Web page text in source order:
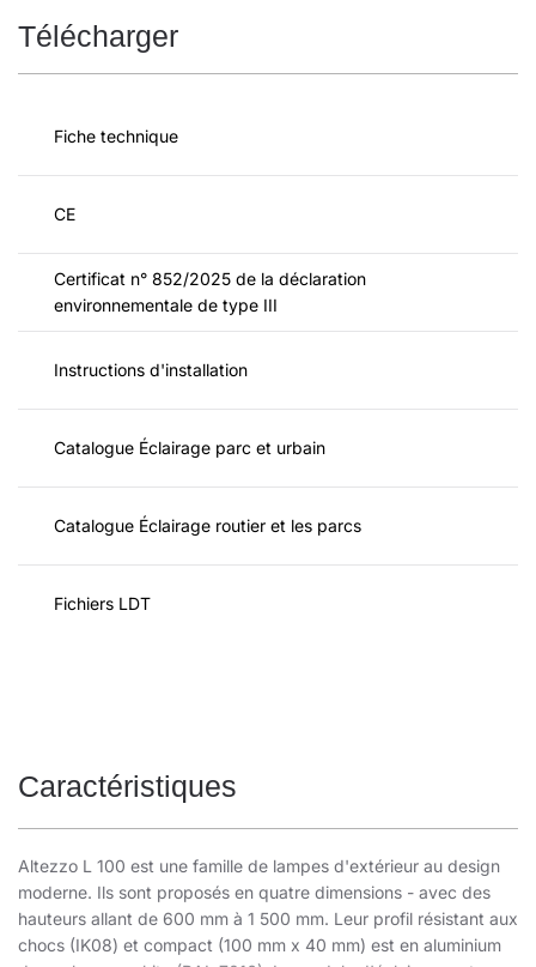
Télécharger
Fiche technique
CE
Certificat n° 852/2025 de la déclaration
environnementale de type III
Instructions d'installation
Catalogue Éclairage parc et urbain
Catalogue Éclairage routier et les parcs
Fichiers LDT
Caractéristiques
Altezzo L 100 est une famille de lampes d'extérieur au design
moderne. Ils sont proposés en quatre dimensions - avec des
hauteurs allant de 600 mm à 1 500 mm. Leur profil résistant aux
chocs (IK08) et compact (100 mm x 40 mm) est en aluminium